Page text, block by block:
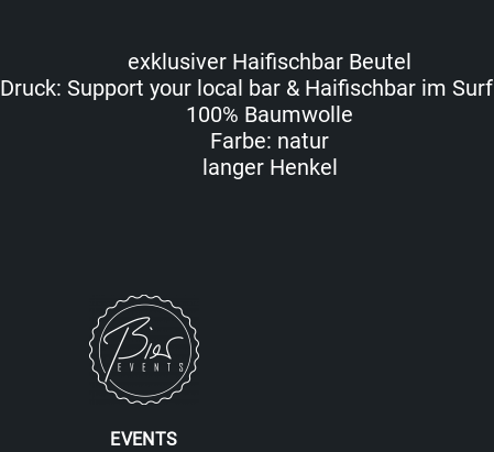
exklusiver Haifischbar Beutel
Druck: Support your local bar & Haifischbar im
100% Baumwolle
Farbe: natur
langer Henkel
EVENTS